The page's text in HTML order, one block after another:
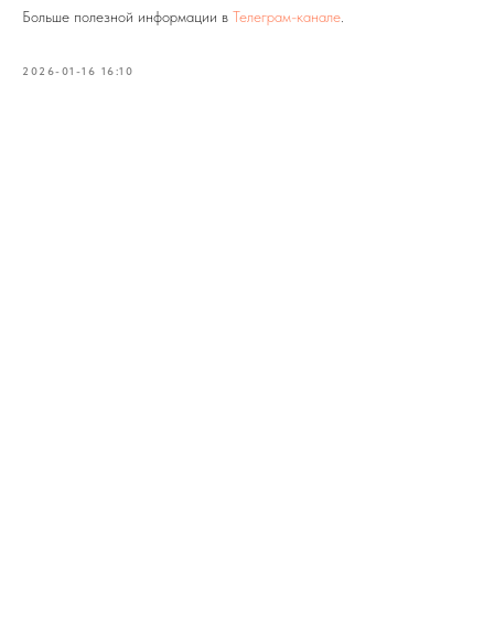
Больше полезной информации в Телеграм-канале.
2026-01-16 16:10